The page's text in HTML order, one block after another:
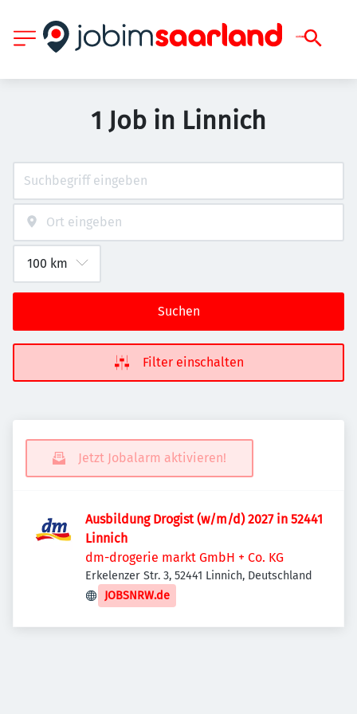
1 Job in Linnich
Suchen
Filter einschalten
Jetzt Jobalarm aktivieren!
Ausbildung Drogist (w/m/d) 2027 in 52441
Linnich
dm-drogerie markt GmbH + Co. KG
Erkelenzer Str. 3, 52441 Linnich, Deutschland
JOBSNRW.de